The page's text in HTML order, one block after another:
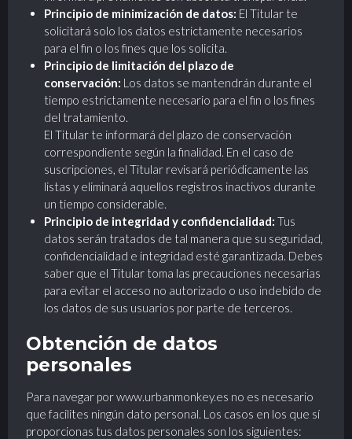
Principio de minimización de datos: El Titular te
solicitará solo los datos estrictamente necesarios
para el fin o los fines que los solicita.
Principio de limitación del plazo de
conservación: Los datos se mantendrán durante el
tiempo estrictamente necesario para el fin o los fines
del tratamiento.
El Titular te informará del plazo de conservación
correspondiente según la finalidad. En el caso de
suscripciones, el Titular revisará periódicamente las
listas y eliminará aquellos registros inactivos durante
un tiempo considerable.
Principio de integridad y confidencialidad: Tus
datos serán tratados de tal manera que su seguridad,
confidencialidad e integridad esté garantizada. Debes
saber que el Titular toma las precauciones necesarias
para evitar el acceso no autorizado o uso indebido de
los datos de sus usuarios por parte de terceros.
Obtención de datos
personales
Para navegar porwww.urbanmonkey.es no es necesario
que facilites ningún dato personal. Los casos en los que sí
proporcionas tus datos personales son los siguientes: